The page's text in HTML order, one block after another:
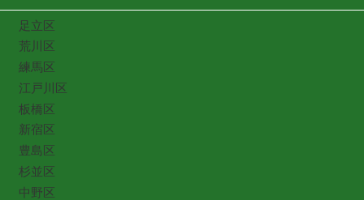
足立区
荒川区
練馬区
江戸川区
板橋区
新宿区
豊島区
杉並区
中野区